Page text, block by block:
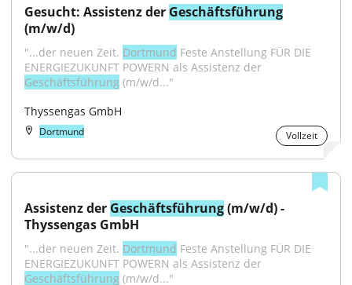
Gesucht: Assistenz der Geschäftsführung
(m/w/d)
"...der neuen Zeit. Dortmund Feste Anstellung FÜR DIE
Geschäftsführung (m/w/d..."
Thyssengas GmbH
Dortmund Vollzeit
Assistenz der Geschäftsführung (m/w/d) -
Thyssengas GmbH
"...der neuen Zeit. Dortmund Feste Anstellung FÜR DIE
Geschäftsführung (m/w/d..."